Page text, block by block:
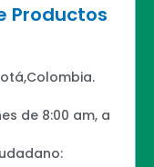
Productos
de 8:00 am, a